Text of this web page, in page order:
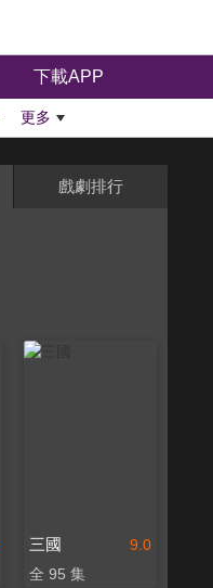
下載APP
更多
戲劇排行
9.0
三國
全 95 集